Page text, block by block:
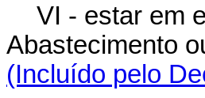
VI - estar em
Abastecimento
(Incluído pelo